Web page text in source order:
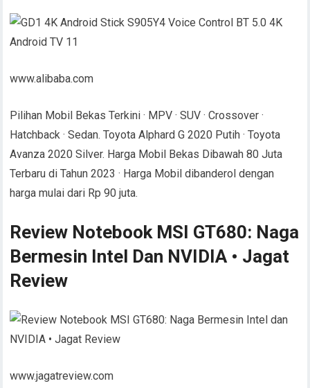
www.alibaba.com
Pilihan Mobil Bekas Terkini · MPV · SUV · Crossover ·
Hatchback · Sedan. Toyota Alphard G 2020 Putih · Toyota
Avanza 2020 Silver. Harga Mobil Bekas Dibawah 80 Juta
Terbaru di Tahun 2023 · Harga Mobil dibanderol dengan
harga mulai dari Rp 90 juta.
Review Notebook MSI GT680: Naga
Bermesin Intel Dan NVIDIA • Jagat
Review
www.jagatreview.com